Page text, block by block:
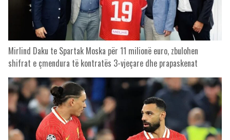
Mirlind Daku te Spartak Moska për 11 milionë euro, zbulohen
shifrat e çmendura të kontratës 3-vjeçare dhe prapaskenat